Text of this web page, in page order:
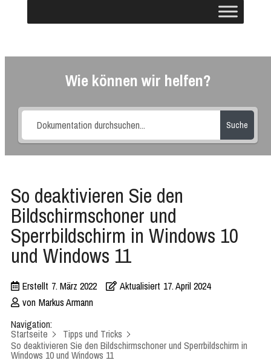
Wie können wir helfen?
Suche
So deaktivieren Sie den
Bildschirmschoner und
Sperrbildschirm in Windows 10
und Windows 11
Erstellt 7. März 2022 Aktualisiert 17. April 2024
von Markus Armann
Navigation:
Startseite
Tipps und Tricks
So deaktivieren Sie den Bildschirmschoner und Sperrbildschirm in
Windows 10 und Windows 11